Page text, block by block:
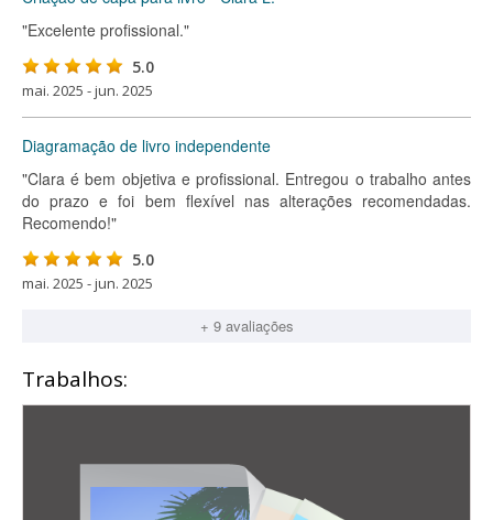
"Excelente profissional."
5.0
mai. 2025 - jun. 2025
Diagramação de livro independente
"Clara é bem objetiva e profissional. Entregou o trabalho antes
do prazo e foi bem flexível nas alterações recomendadas.
Recomendo!"
5.0
mai. 2025 - jun. 2025
+ 9 avaliações
Trabalhos: